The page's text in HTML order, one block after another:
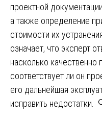
проектной
а также определение
стоимости их
означает, что эксперт
насколько качественно
соответствует ли он
его дальнейшая
исправить недостатки.